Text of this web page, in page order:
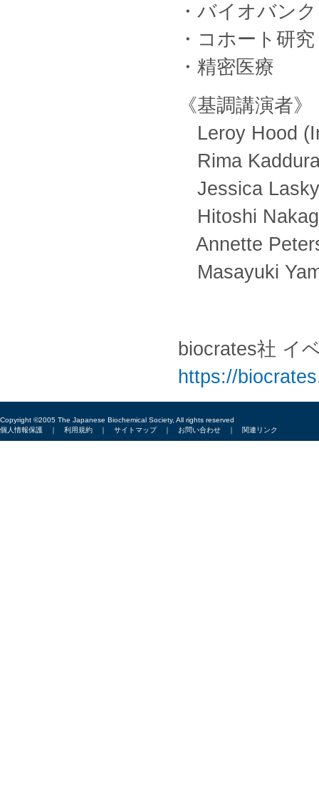
・バイオバンク
・コホート研究
・精密医療
《基調講演者》
Leroy Hood
Rima
Jessica
Hitoshi
Annette
Masayuki
biocrates社 イ
https://
Copyright ©2005 The Japanese Biochemical Society, All rights reserved
個人情報保護 ｜ 利用規約 ｜ サイトマップ｜ お問い合わせ ｜ 関連リンク